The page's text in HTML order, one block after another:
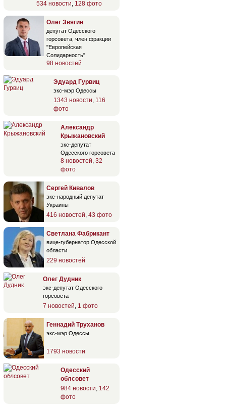
534 новости, 128 фото
Олег Звягин
депутат Одесского
горсовета, член фракции
"Европейская
Солидарность"
98 новостей
Эдуард Гурвиц
экс-мэр Одессы
1343 новости, 116
фото
Александр
Крыжановский
экс-депутат
Одесского горсовета
8 новостей, 32
фото
Сергей Кивалов
экс-народный депутат
Украины
416 новостей, 43 фото
Светлана Фабрикант
вице-губернатор Одесской
области
229 новостей
Олег Дудник
экс-депутат Одесского
горсовета
7 новостей, 1 фото
Геннадий Труханов
экс-мэр Одессы
1793 новости
Одесский
облсовет
984 новости, 142
фото